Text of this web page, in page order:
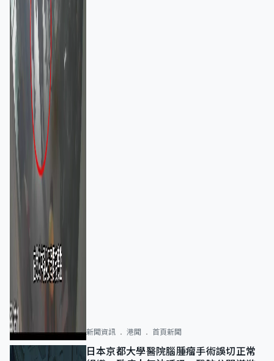
新聞資訊 港聞 首頁新聞
日本京都大學醫院腦腫瘤手術誤切正常